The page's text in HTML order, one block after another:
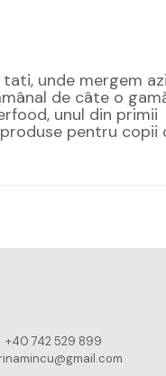
tati, unde mergem
de câte o
unul din primii
pentru copii
+40 742 529 899